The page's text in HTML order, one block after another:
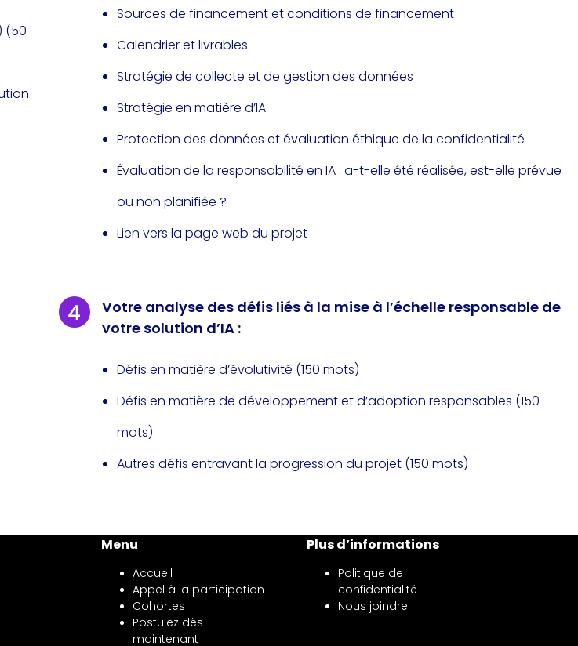
(50
Sources de financement et conditions de financement
Calendrier et livrables
Stratégie de collecte et de gestion des données
Stratégie en matière d’IA
Protection des données et évaluation éthique de la confidentialité
Évaluation de la responsabilité en IA : a-t-elle été réalisée, est-elle prévue
ou non planifiée ?
Lien vers la page web du projet
Votre analyse des défis liés à la mise à l’échelle responsable de
votre solution d’IA :
Défis en matière d’évolutivité (150 mots)
Défis en matière de développement et d’adoption responsables (150
mots)
Autres défis entravant la progression du projet (150 mots)
Menu
Accueil
Appel à la participation
Cohortes
Postulez dès
maintenant
Plus d’informations
Politique de
confidentialité
Nous joindre